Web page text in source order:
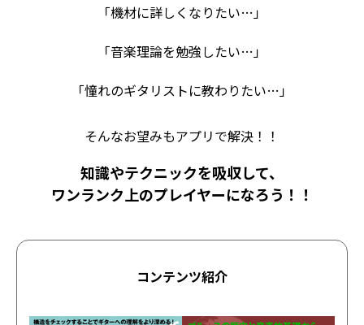
「機材に詳しくなりたい…」
「音楽理論を勉強したい…」
「憧れのギタリストに教わりたい…」
そんなお望みもアプリで解決！！
知識やテクニックを吸収して、
ワンランク上のプレイヤーになろう！！
コンテンツ紹介